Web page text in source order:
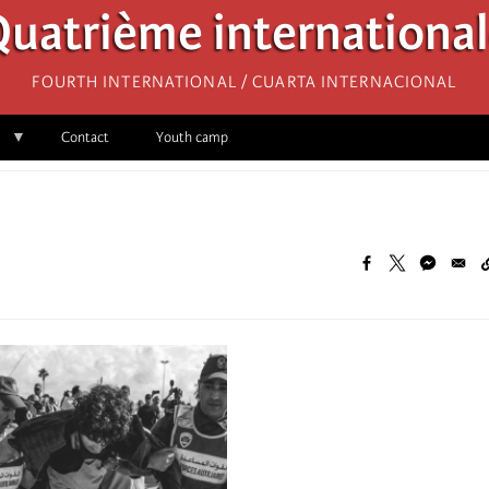
Fourth International / Cuarta Internacional
Contact Youth camp